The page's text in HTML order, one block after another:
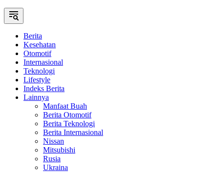
Berita
Kesehatan
Otomotif
Internasional
Teknologi
Lifestyle
Indeks Berita
Lainnya
Manfaat Buah
Berita Otomotif
Berita Teknologi
Berita Internasional
Nissan
Mitsubishi
Rusia
Ukraina